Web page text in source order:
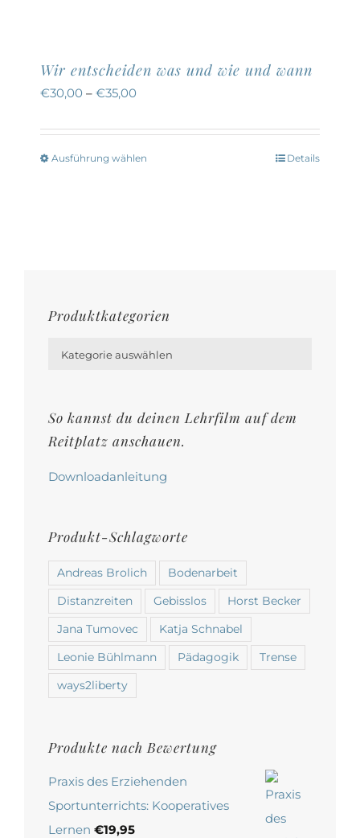
Varianten
Die
Wir entscheiden was und wie und wann
€30,00 – €35,00
Ausführung wählen
können
Produktseite
gewählt
werden
Details
Produktkategorien
Kategorie auswählen
So kannst du deinen Lehrfilm auf dem
Reitplatz anschauen.
Downloadanleitung
Produkt-Schlagworte
Andreas Brolich Bodenarbeit
Distanzreiten Gebisslos Horst Becker
Jana Tumovec Katja Schnabel
Leonie Bühlmann Pädagogik Trense
ways2liberty
Produkte nach Bewertung
Praxis des Erziehenden
Sportunterrichts: Kooperatives
Lernen €19,95